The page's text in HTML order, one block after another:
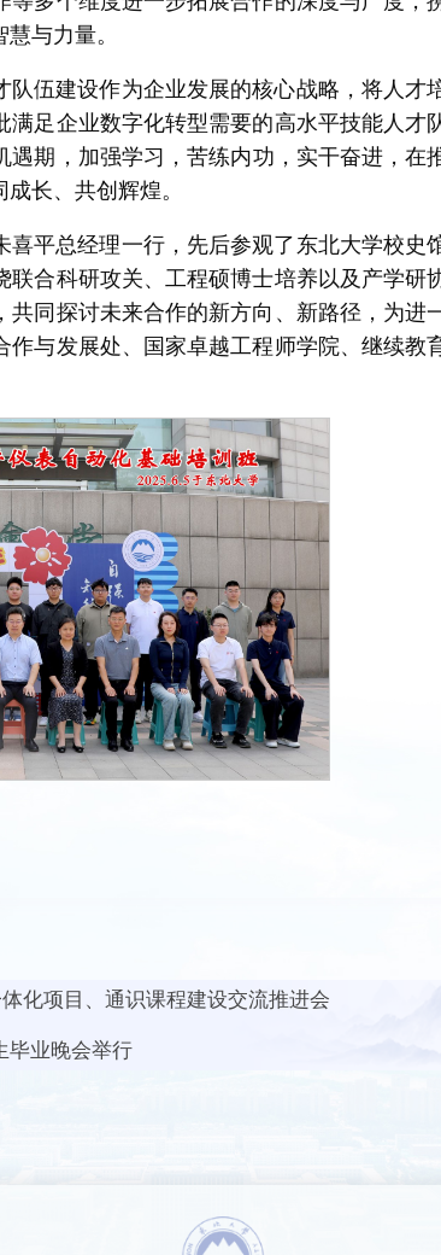
与力量。
伍建设作为企业发展的核心战略，将人才
足企业数字化转型需要的高水平技能人才
期，加强学习，苦练内功，实干奋进，在
长、共创辉煌。
平总经理一行，先后参观了东北大学校史
合科研攻关、工程硕博士培养以及产学研
同探讨未来合作的新方向、新路径，为进
与发展处、国家卓越工程师学院、继续教
化项目、通识课程建设交流推进会
毕业晚会举行